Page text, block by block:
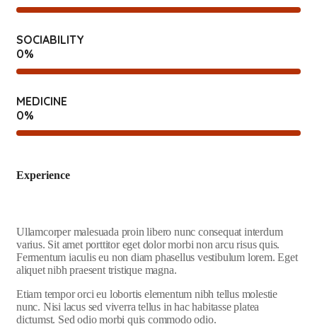
SOCIABILITY
0%
MEDICINE
0%
Experience
Ullamcorper malesuada proin libero nunc consequat interdum
varius. Sit amet porttitor eget dolor morbi non arcu risus quis.
Fermentum iaculis eu non diam phasellus vestibulum lorem. Eget
aliquet nibh praesent tristique magna.
Etiam tempor orci eu lobortis elementum nibh tellus molestie
nunc. Nisi lacus sed viverra tellus in hac habitasse platea
dictumst. Sed odio morbi quis commodo odio.